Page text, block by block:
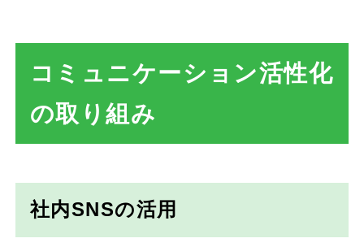
社内SNSの活用
月一回の全社会議の実施
社内イベントでの交流
コミュニケーション活性化
の取り組み
社内SNSの活用